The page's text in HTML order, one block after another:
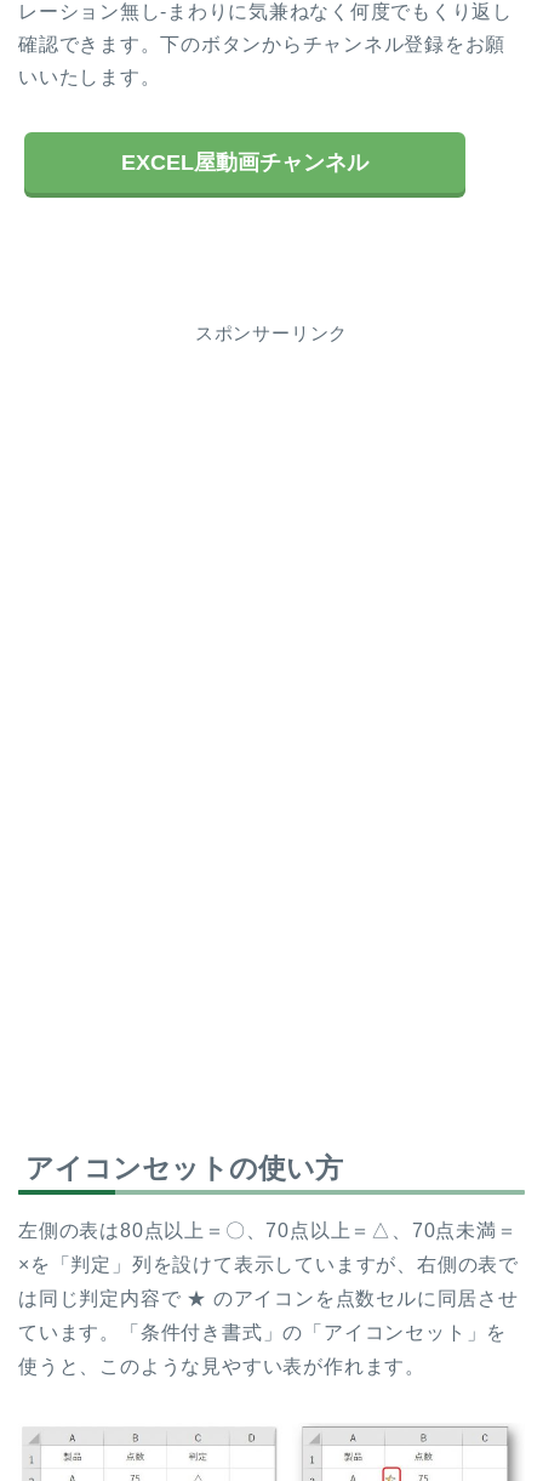
レーション無し-まわりに気兼ねなく何度でもくり返し
確認できます。下のボタンからチャンネル登録をお願
いいたします。
EXCEL屋動画チャンネル
スポンサーリンク
アイコンセットの使い方
左側の表は80点以上＝〇、70点以上＝△、70点未満＝
×を「判定」列を設けて表示していますが、右側の表で
は同じ判定内容で ★ のアイコンを点数セルに同居させ
ています。「条件付き書式」の「アイコンセット」を
使うと、このような見やすい表が作れます。